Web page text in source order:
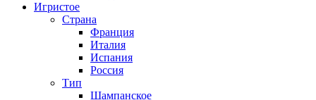
Игристое
Страна
Франция
Италия
Испания
Россия
Тип
Шампанское